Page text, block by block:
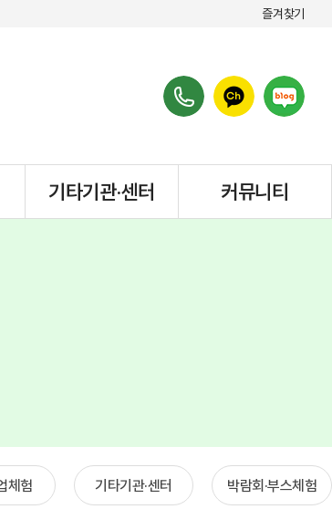
즐겨찾기
기타기관·센터 커뮤니티
체험 기타기관·센터 박람회·부스체험